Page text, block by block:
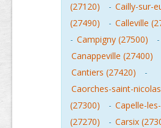
(27120)
- Cailly-sur-
(27490)
- Calleville
- Campigny (27500)
-
Canappeville (27400)
Cantiers (27420)
-
Caorches-saint-nicolas
(27300)
- Capelle-
(27270)
- Carsix